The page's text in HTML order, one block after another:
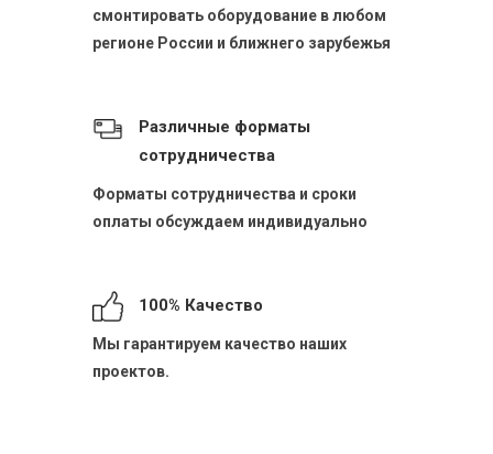
смонтировать оборудование в любом
регионе России и ближнего зарубежья
Различные форматы
сотрудничества
Форматы сотрудничества и сроки
оплаты обсуждаем индивидуально
100% Качество
Мы гарантируем качество наших
проектов.